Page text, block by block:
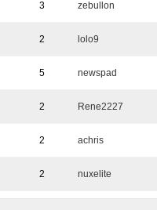
3 zebullon
2 lolo9
5 newspad
2 Rene2227
2 achris
2 nuxelite